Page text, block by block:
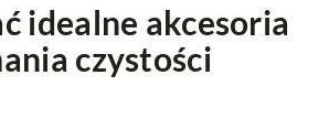
idealne akcesoria
czystości